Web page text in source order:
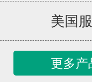
美国
更多产